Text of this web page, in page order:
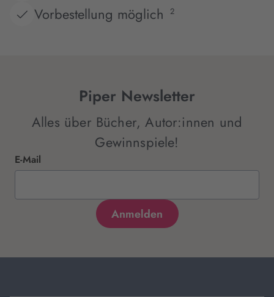
Vorbestellung möglich 2
Piper Newsletter
Alles über Bücher, Autor:innen und
Gewinnspiele!
E-Mail